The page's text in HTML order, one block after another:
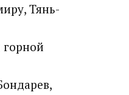
Тянь-
горной